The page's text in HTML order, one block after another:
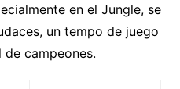
en el Jungle, se
un tempo de juego
campeones.